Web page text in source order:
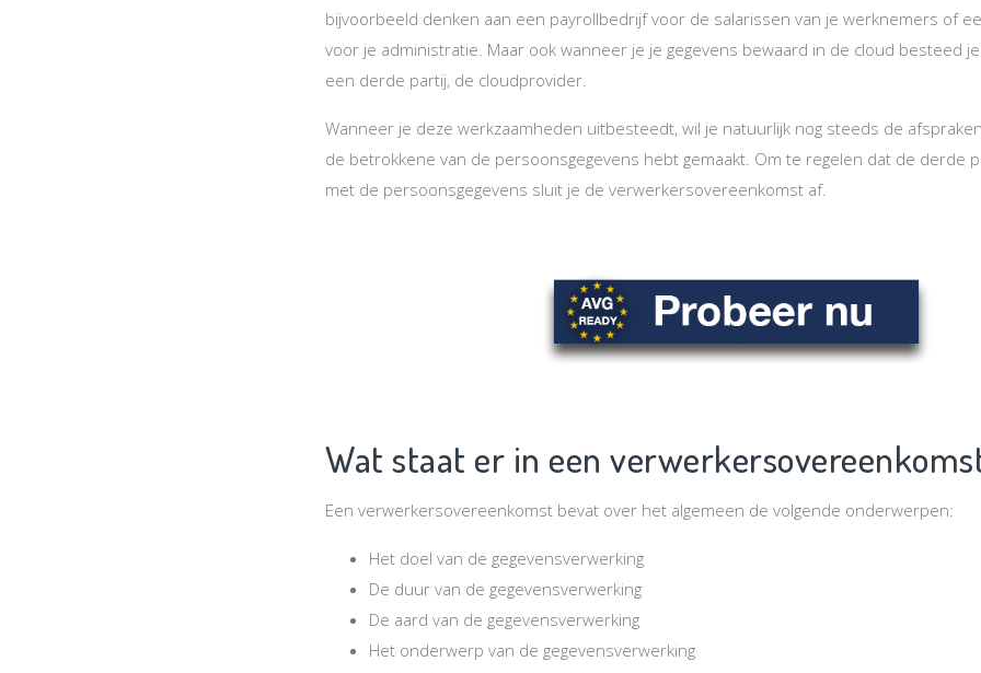
bijvoorbeeld denken aan een payrollbedrijf voor de salarissen van je werknemers of
voor je administratie. Maar ook wanneer je je gegevens bewaard in de cloud besteed
een derde partij, de cloudprovider.
Wanneer je deze werkzaamheden uitbesteedt, wil je natuurlijk nog steeds de
de betrokkene van de persoonsgegevens hebt gemaakt. Om te regelen dat de derde
met de persoonsgegevens sluit je de verwerkersovereenkomst af.
Wat staat er in een
Een verwerkersovereenkomst bevat over het algemeen de volgende onderwerpen:
Het doel van de gegevensverwerking
De duur van de gegevensverwerking
De aard van de gegevensverwerking
Het onderwerp van de gegevensverwerking